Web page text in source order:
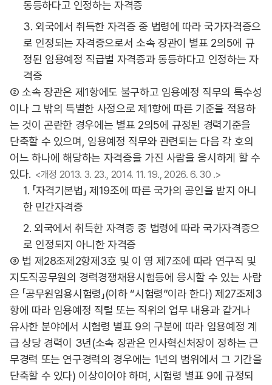
동등하다고 인정하는 자격증
3. 외국에서 취득한 자격증 중 법령에 따라 국가자격증으
로 인정되는 자격증으로서 소속 장관이 별표 2의5에 규
정된 임용예정 직급별 자격증과 동등하다고 인정하는 자
격증
② 소속 장관은 제1항에도 불구하고 임용예정 직무의 특수성
이나 그 밖의 특별한 사정으로 제1항에 따른 기준을 적용하
는 것이 곤란한 경우에는 별표 2의5에 규정된 경력기준을
단축할 수 있으며, 임용예정 직무와 관련되는 다음 각 호의
어느 하나에 해당하는 자격증을 가진 사람을 응시하게 할 수
있다. <개정 2013. 3. 23., 2014. 11. 19., 2026. 6. 30 .>
1. 「자격기본법」 제19조에 따른 국가의 공인을 받지 아니
한 민간자격증
2. 외국에서 취득한 자격증 중 법령에 따라 국가자격증으
로 인정되지 아니한 자격증
③ 법 제28조제2항제3호 및 이 영 제7조에 따라 연구직 및
지도직공무원의 경력경쟁채용시험등에 응시할 수 있는 사람
은 「공무원임용시험령」(이하 “시험령”이라 한다) 제27조제3
항에 따라 임용예정 직렬 또는 직위의 업무 내용과 같거나
유사한 분야에서 시험령 별표 9의 구분에 따라 임용예정 계
급 상당 경력이 3년(소속 장관은 인사혁신처장이 정하는 근
무경력 또는 연구경력의 경우에는 1년의 범위에서 그 기간을
단축할 수 있다) 이상이어야 하며, 시험령 별표 9에 규정되